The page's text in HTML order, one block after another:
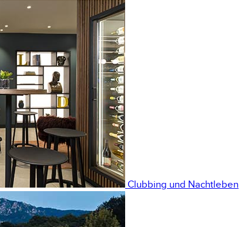
Clubbing und Nachtleben